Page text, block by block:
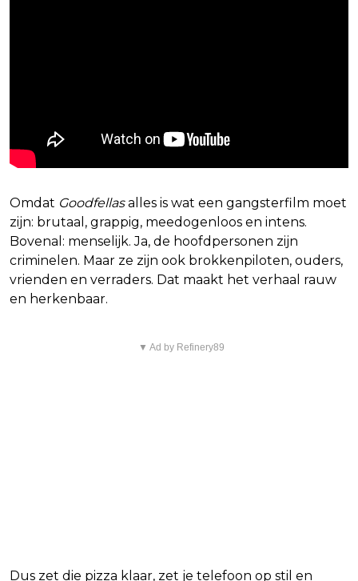
Omdat Goodfellasalles is wat een gangsterfilm moet
zijn: brutaal, grappig, meedogenloos en intens.
Bovenal: menselijk. Ja, de hoofdpersonen zijn
criminelen. Maar ze zijn ook brokkenpiloten, ouders,
vrienden en verraders. Dat maakt het verhaal rauw
en herkenbaar.
▼ Ad by Refinery89
Dus zet die pizza klaar, zet je telefoon op stil en